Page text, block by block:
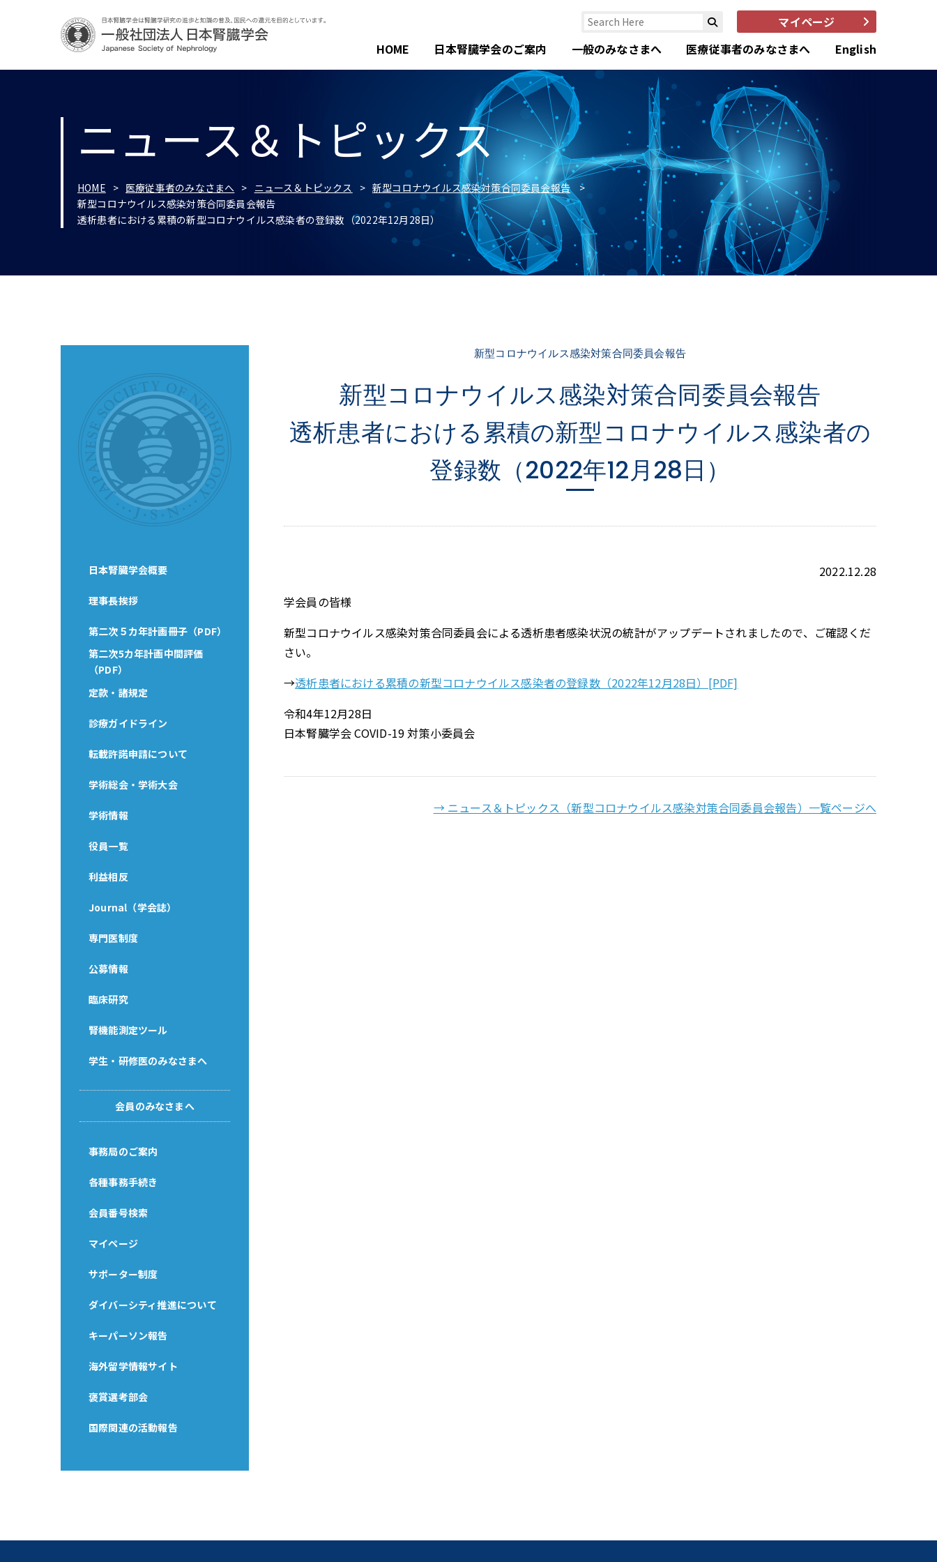
マイページ
HOME
日本腎臓学会のご案内 一般のみなさまへ 医療従事者のみなさまへ English
ニュース＆トピックス
HOME 医療従事者のみなさまへ ニュース＆トピックス
新型コロナウイルス感染対策合同委員会報告
新型コロナウイルス感染対策合同委員会報告
透析患者における累積の新型コロナウイルス感染者の登録数（2022年12月28日）
日本腎臓学会概要
理事長挨拶
第二次５カ年計画冊子（PDF）
第二次5カ年計画中間評価
（PDF）
定款・諸規定
診療ガイドライン
転載許諾申請について
学術総会・学術大会
学術情報
役員一覧
利益相反
Journal（学会誌）
専門医制度
公募情報
臨床研究
腎機能測定ツール
学生・研修医のみなさまへ
会員のみなさまへ
事務局のご案内
各種事務手続き
会員番号検索
マイページ
サポーター制度
ダイバーシティ推進について
キーパーソン報告
海外留学情報サイト
褒賞選考部会
国際関連の活動報告
新型コロナウイルス感染対策合同委員会報告
新型コロナウイルス感染対策合同委員会報告
透析患者における累積の新型コロナウイルス感染者の
登録数（2022年12月28日）
2022.12.28
学会員の皆様
新型コロナウイルス感染対策合同委員会による透析患者感染状況の統計がアップデートされましたので、ご確認くだ
さい。
→透析患者における累積の新型コロナウイルス感染者の登録数（2022年12月28日）[PDF]
令和4年12月28日
日本腎臓学会 COVID-19 対策小委員会
→ ニュース＆トピックス（新型コロナウイルス感染対策合同委員会報告）一覧ページへ